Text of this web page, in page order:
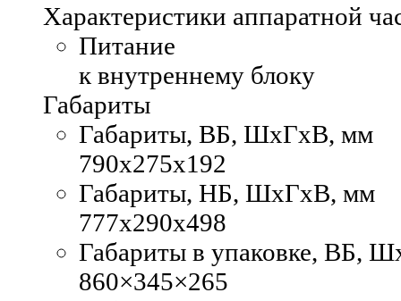
Характеристики аппаратной
Питание
к внутреннему блоку
Габариты
Габариты, ВБ, ШхГхВ, мм
790x275x192
Габариты, НБ, ШхГхВ, мм
777x290x498
Габариты в упаковке, ВБ,
860×345×265